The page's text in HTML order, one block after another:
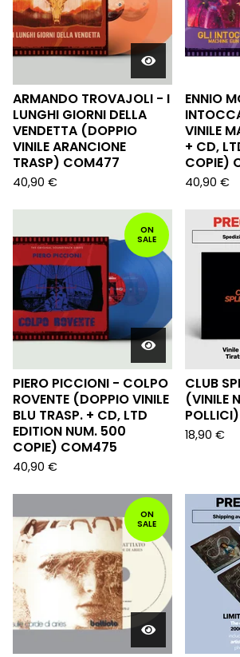
ARMANDO TROVAJOLI - I
LUNGHI GIORNI DELLA
VENDETTA (DOPPIO
VINILE ARANCIONE
TRASP) COM477
40,90 €
ENNIO
VINILE
+ CD,
COPIE)
40,90 €
ON
SALE
PIERO PICCIONI - COLPO
ROVENTE (DOPPIO VINILE
BLU TRASP. + CD, LTD
EDITION NUM. 500
COPIE) COM475
40,90 €
CLUB
(VINILE
18,90 €
ON
SALE